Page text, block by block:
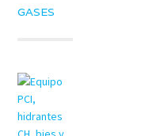
GASES